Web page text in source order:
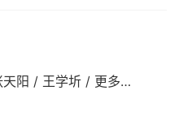
阳 / 王学圻 / 更多…